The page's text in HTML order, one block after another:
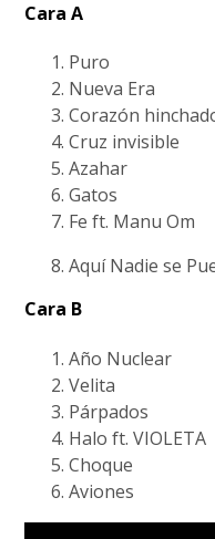
Cara A
Puro
Nueva Era
Corazón
Cruz invisible
Azahar
Gatos
Fe ft. Manu Om
Aquí Nadie se
Cara B
Año Nuclear
Velita
Párpados
Halo ft. VIOLETA
Choque
Aviones